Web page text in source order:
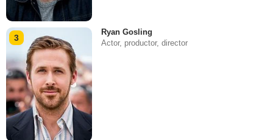
3
Ryan Gosling
Actor, productor, director